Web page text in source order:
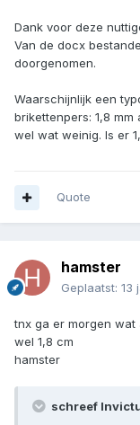
Dank voor deze
Van de docx
doorgenomen.
Waarschijnlijk een
brikettenpers: 1,8
wel wat weinig. Is er
Quote
hamster
Geplaatst: 13
tnx ga er morgen wat
wel 1,8 cm
hamster
schreef